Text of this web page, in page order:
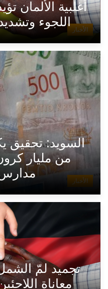
الأخبار
أغلبية الألمان
اللجوء
الأخبار
السويد: تحقيق
من مليار
مدارس
تجميد لمّ
معاناة